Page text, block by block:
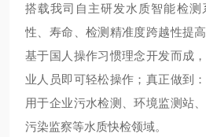
搭载我司自主研发水质智能检测
性、寿命、检测精准度跨越性提
基于国人操作习惯理念开发而成
业人员即可轻松操作；真正做到
用于企业污水检测、环境监测站
污染监察等水质快检领域。